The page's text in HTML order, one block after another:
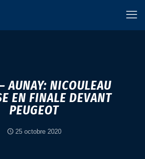
AUNAY: NICOULEAU
EN FINALE DEVANT
PEUGEOT
25 octobre 2020